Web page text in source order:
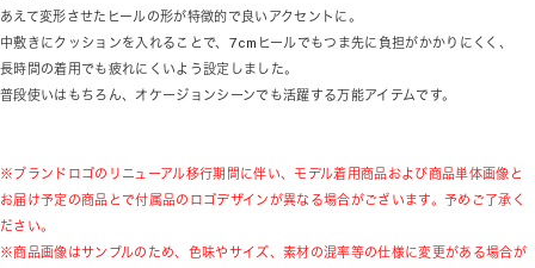
あえて変形させたヒールの形が特徴的で良いアクセントに。
中敷きにクッションを入れることで、7cmヒールでもつま先に負担がかかりにくく、
長時間の着用でも疲れにくいよう設定しました。
普段使いはもちろん、オケージョンシーンでも活躍する万能アイテムです。
※ブランドロゴのリニューアル移行期間に伴い、モデル着用商品および商品単体画像と
お届け予定の商品とで付属品のロゴデザインが異なる場合がございます。予めご了承く
ださい。
※商品画像はサンプルのため、色味やサイズ、素材の混率等の仕様に変更がある場合が